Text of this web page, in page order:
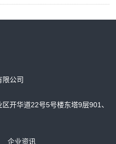
限公司
开华道22号5号楼东塔9层901、
企业资讯